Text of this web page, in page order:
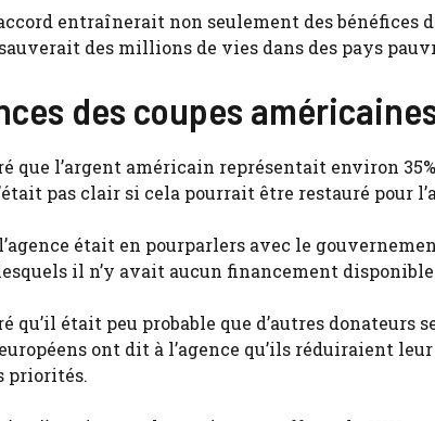
entraînerait non seulement des bénéfices
des millions de vies dans des pays
des coupes
que l’argent américain représentait environ 35%
pas clair si cela pourrait être restauré pour
était en pourparlers avec le
il n’y avait aucun financement
qu’il était peu probable que d’autres donateurs
ont dit à l’agence qu’ils réduiraient
priorités.